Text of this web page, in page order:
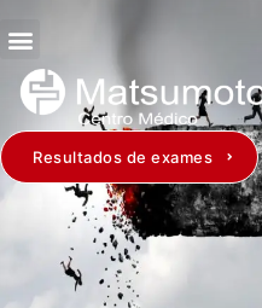
Resultados de exames